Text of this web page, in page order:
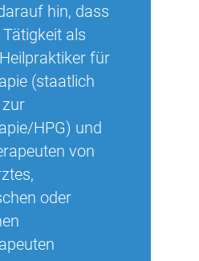
hin, dass
als
für
(staatlich
HPG) und
von
oder